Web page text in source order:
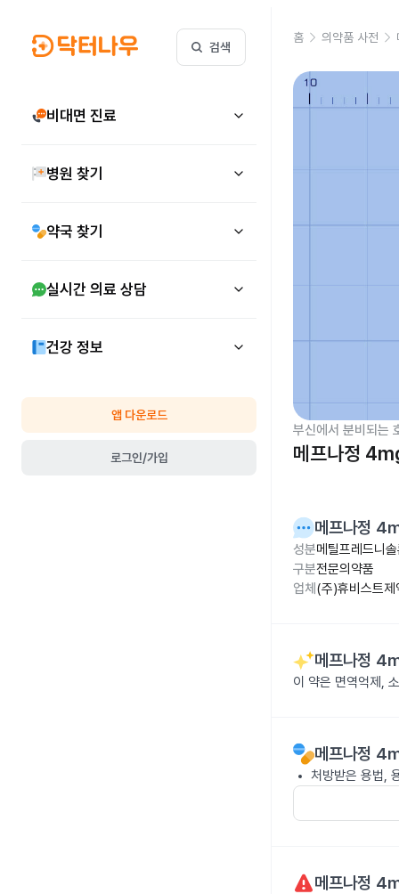
검색
비대면 진료
병원 찾기
약국 찾기
실시간 의료 상담
건강 정보
앱 다운로드
로그인/가입
홈 의약품 사전
부신에서 분비되는
메프나정
메프나정
성분메틸프레드니
구분전문의약품
업체 (주)휴비스트제
메프나정
이 약은 면역억제,
메프나정
처방받은 용법,
메프나정